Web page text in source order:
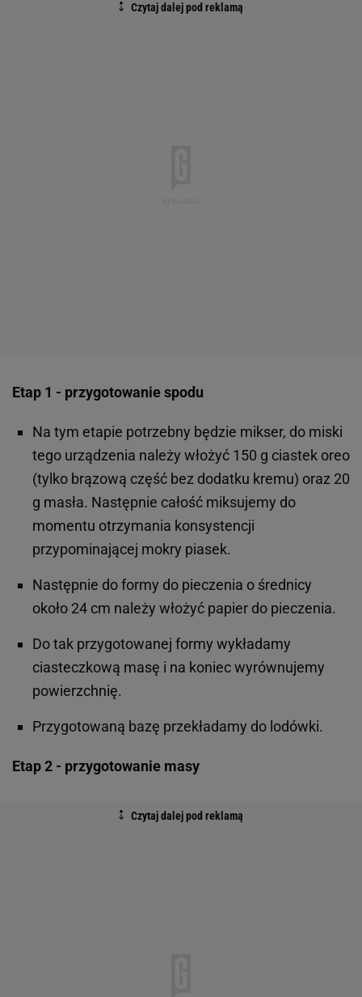
Etap 1 - przygotowanie spodu
Na tym etapie potrzebny będzie mikser, do miski
tego urządzenia należy włożyć 150 g ciastek oreo
(tylko brązową część bez dodatku kremu) oraz 20
g masła. Następnie całość miksujemy do
momentu otrzymania konsystencji
przypominającej mokry piasek.
Następnie do formy do pieczenia o średnicy
około 24 cm należy włożyć papier do pieczenia.
Do tak przygotowanej formy wykładamy
ciasteczkową masę i na koniec wyrównujemy
powierzchnię.
Przygotowaną bazę przekładamy do lodówki.
Etap 2 - przygotowanie masy